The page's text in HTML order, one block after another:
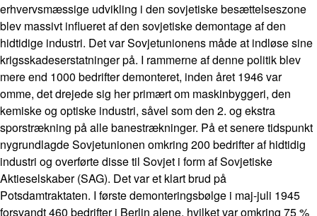
erhvervsmæssige udvikling i den sovjetiske besættelseszone
blev massivt influeret af den sovjetiske demontage af den
hidtidige industri. Det var Sovjetunionens måde at indløse sine
krigsskadeserstatninger på. I rammerne af denne politik blev
mere end 1000 bedrifter demonteret, inden året 1946 var
omme, det drejede sig her primært om maskinbyggeri, den
kemiske og optiske industri, såvel som den 2. og ekstra
sporstrækning på alle banestrækninger. På et senere tidspunkt
nygrundlagde Sovjetunionen omkring 200 bedrifter af hidtidig
industri og overførte disse til Sovjet i form af Sovjetiske
Aktieselskaber (SAG). Det var et klart brud på
Potsdamtraktaten. I første demonteringsbølge i maj-juli 1945
forsvandt 460 bedrifter i Berlin alene, hvilket var omkring 75 %